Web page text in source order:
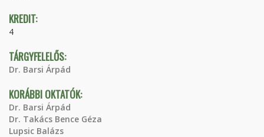
KREDIT:
4
TÁRGYFELELŐS:
Dr. Barsi Árpád
KORÁBBI OKTATÓK:
Dr. Barsi Árpád
Dr. Takács Bence Géza
Lupsic Balázs